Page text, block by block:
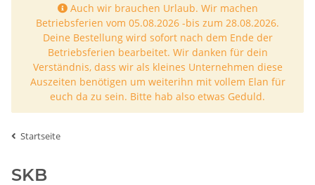
Auch wir brauchen Urlaub. Wir machen
Betriebsferien vom 05.08.2026 -bis zum 28.08.2026.
Deine Bestellung wird sofort nach dem Ende der
Betriebsferien bearbeitet. Wir danken für dein
Verständnis, dass wir als kleines Unternehmen diese
Auszeiten benötigen um weiterihn mit vollem Elan für
euch da zu sein. Bitte hab also etwas Geduld.
Startseite
SKB